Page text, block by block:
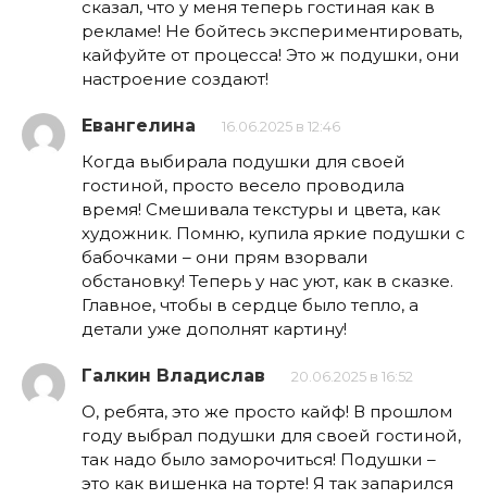
сказал, что у меня теперь гостиная как в
рекламе! Не бойтесь экспериментировать,
кайфуйте от процесса! Это ж подушки, они
настроение создают!
Евангелина 16.06.2025 в 12:46
Когда выбирала подушки для своей
гостиной, просто весело проводила
время! Смешивала текстуры и цвета, как
художник. Помню, купила яркие подушки с
бабочками – они прям взорвали
обстановку! Теперь у нас уют, как в сказке.
Главное, чтобы в сердце было тепло, а
детали уже дополнят картину!
Галкин Владислав 20.06.2025 в 16:52
О, ребята, это же просто кайф! В прошлом
году выбрал подушки для своей гостиной,
так надо было заморочиться! Подушки –
это как вишенка на торте! Я так запарился